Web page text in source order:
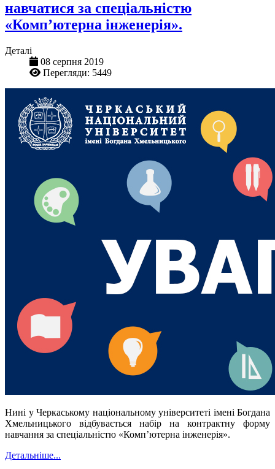
навчатися за спеціальністю
«Комп’ютерна інженерія».
Деталі
08 серпня 2019
Перегляди: 5449
Нині у Черкаському національному університеті імені Богдана
Хмельницького відбувається набір на контрактну форму
навчання за спеціальністю «Комп’ютерна інженерія».
Детальніше...